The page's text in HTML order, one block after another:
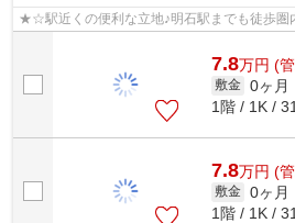
★☆駅近くの便利な立地♪明石駅までも徒歩
7.8万円 (
敷金 0ヶ月
1階 / 1K /
7.8万円 (
敷金 0ヶ月
1階 / 1K /